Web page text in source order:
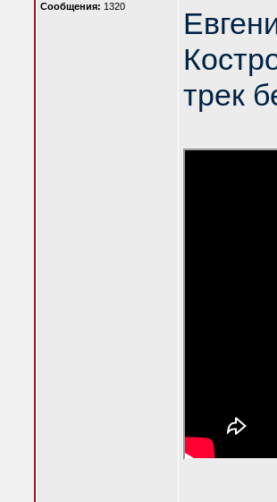
Сообщения: 1320
трек